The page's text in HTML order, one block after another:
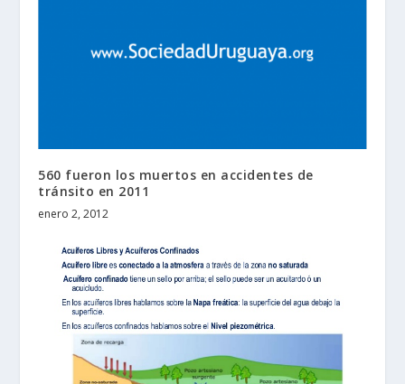
560 fueron los muertos en accidentes de
tránsito en 2011
enero 2, 2012